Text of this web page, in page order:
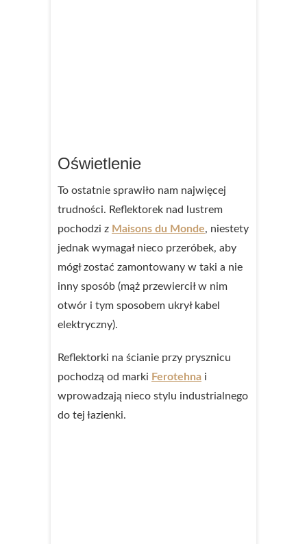
Oświetlenie
To ostatnie sprawiło nam najwięcej
trudności. Reflektorek nad lustrem
pochodzi z Maisons du Monde, niestety
jednak wymagał nieco przeróbek, aby
mógł zostać zamontowany w taki a nie
inny sposób (mąż przewiercił w nim
otwór i tym sposobem ukrył kabel
elektryczny).
Reflektorki na ścianie przy prysznicu
pochodzą od marki Ferotehna i
wprowadzają nieco stylu industrialnego
do tej łazienki.